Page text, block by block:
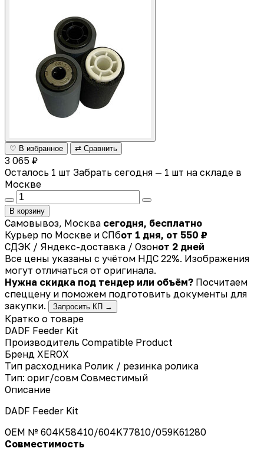
♡ В избранное ⇄ Сравнить
3 065 ₽
Осталось 1 шт Забрать сегодня — 1 шт на складе в
Москве
В корзину
Самовывоз, Москва сегодня, бесплатно
Курьер по Москве и СПбот 1 дня, от 550 ₽
СДЭК / Яндекс-доставка / Озонот 2 дней
Все цены указаны с учётом НДС 22%. Изображения
могут отличаться от оригинала.
Нужна скидка под тендер или объём? Посчитаем
спеццену и поможем подготовить документы для
закупки.
Запросить КП →
Кратко о товаре
DADF Feeder Kit
Производитель Compatible Product
Бренд XEROX
Тип расходника Ролик / резинка ролика
Тип: ориг/совм Совместимый
Описание
DADF Feeder Kit
OEM № 604K58410/604K77810/059K61280
Совместимость